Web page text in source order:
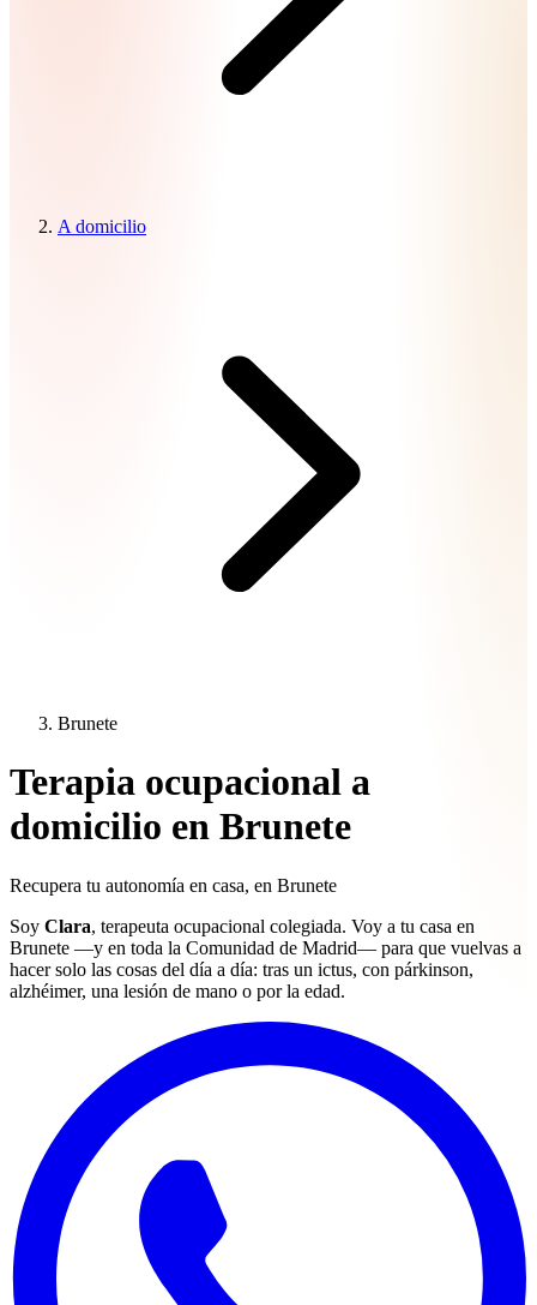
A domicilio
Brunete
Terapia ocupacional a
domicilio en Brunete
Recupera tu autonomía en casa, en Brunete
Soy Clara, terapeuta ocupacional colegiada. Voy a tu casa en
Brunete —y en toda la Comunidad de Madrid— para que vuelvas a
hacer solo las cosas del día a día: tras un ictus, con párkinson,
alzhéimer, una lesión de mano o por la edad.